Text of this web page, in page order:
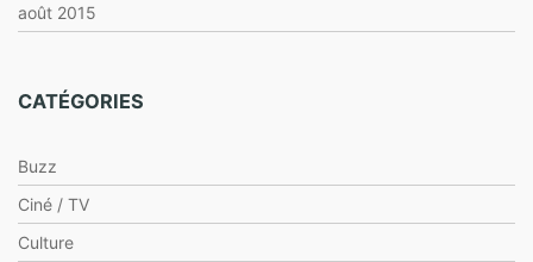
août 2015
CATÉGORIES
Buzz
Ciné / TV
Culture